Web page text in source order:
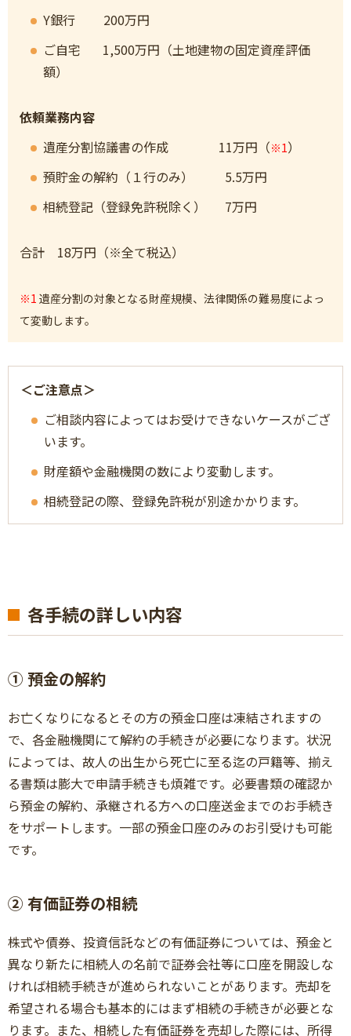
Y銀行 200万円
ご自宅 1,500万円（土地建物の固定資産評価
額）
依頼業務内容
遺産分割協議書の作成 11万円（※1）
預貯金の解約（１行のみ） 5.5万円
相続登記（登録免許税除く） 7万円
合計 18万円（※全て税込）
※1 遺産分割の対象となる財産規模、法律関係の難易度によっ
て変動します。
＜ご注意点＞
ご相談内容によってはお受けできないケースがござ
います。
財産額や金融機関の数により変動します。
相続登記の際、登録免許税が別途かかります。
各手続の詳しい内容
① 預金の解約
お亡くなりになるとその方の預金口座は凍結されますの
で、各金融機関にて解約の手続きが必要になります。状況
によっては、故人の出生から死亡に至る迄の戸籍等、揃え
る書類は膨大で申請手続きも煩雑です。必要書類の確認か
ら預金の解約、承継される方への口座送金までのお手続き
をサポートします。一部の預金口座のみのお引受けも可能
です。
② 有価証券の相続
株式や債券、投資信託などの有価証券については、預金と
異なり新たに相続人の名前で証券会社等に口座を開設しな
ければ相続手続きが進められないことがあります。売却を
希望される場合も基本的にはまず相続の手続きが必要とな
ります。また、相続した有価証券を売却した際には、所得